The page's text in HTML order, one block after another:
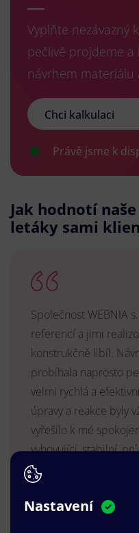
Vyplňte nezávazný
pečlivě projdeme a
návrhem materiálu
Chci kalkulaci
Právě jsme k
Jak hodnotí naše
letáky sami
Společnost WEBNIA
referencí a jimi
konstrukčně libíl.
probíhala naprosto
velmi rychlá a
úpravy a reakce byly
vyřešilo k mé
vyhovující, stabilní,
na pozitivním vnímání
MUDr. Radek
VENART s.r.o.
Nastavení